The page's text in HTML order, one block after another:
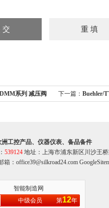
系列 减压阀 下一篇： Buehler/
洲工控产品、仪器仪表、备品备件
539124地址：上海市浦东新区川沙王桥
：office39@silkroad24.com
智能制造网
中级会员
第12年